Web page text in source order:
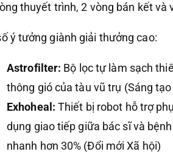
thuyết trình, 2 vòng bán kết và
ý tưởng giành giải thưởng cao:
Astrofilter: Bộ lọc tự làm sạch
thông gió của tàu vũ trụ (Sáng
Exhoheal: Thiết bị robot hỗ trợ
dụng giao tiếp giữa bác sĩ và
nhanh hơn 30% (Đổi mới Xã hội)